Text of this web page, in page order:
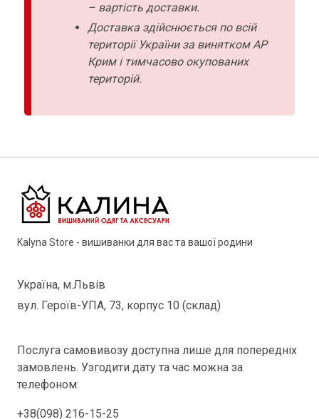
– вартість доставки.
Доставка здійснюється по всій
території України за винятком АР
Крим і тимчасово окупованих
територій.
Kalyna Store - вишиванки для вас та вашої родини
Україна, м.Львів
вул. Героїв-УПА, 73, корпус 10 (склад)
Послуга самовивозу доступна лише для попередніх
замовлень. Узгодити дату та час можна за
телефоном:
+38(098) 216-15-25